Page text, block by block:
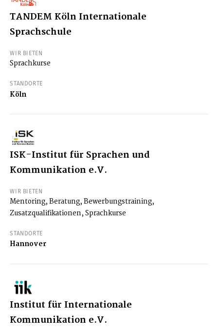
TANDEM Köln Internationale
Sprachschule
WIR BIETEN
Sprachkurse
STANDORTE
Köln
ISK-Institut für Sprachen und
Kommunikation e.V.
WIR BIETEN
Mentoring, Beratung, Bewerbungstraining,
Zusatzqualifikationen, Sprachkurse
STANDORTE
Hannover
Institut für Internationale
Kommunikation e.V.